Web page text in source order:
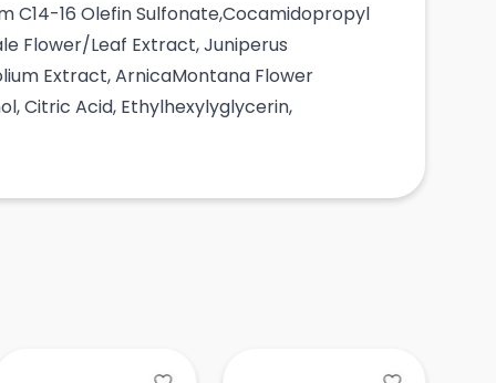
C14-16 Olefin Sulfonate,Cocamidopropyl
Flower/Leaf Extract, Juniperus
Extract, ArnicaMontana Flower
Citric Acid, Ethylhexylyglycerin,